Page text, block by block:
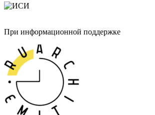
При информационной поддержке